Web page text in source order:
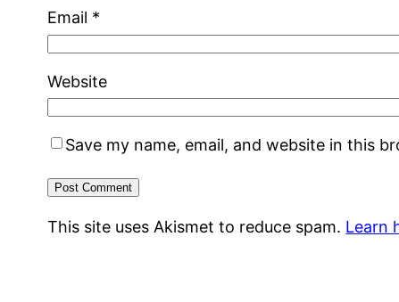
Email *
Website
Save my name, email, and website in this
This site uses Akismet to reduce spam. Learn